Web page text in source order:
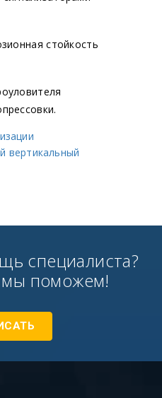
стойкость
вертикальный
специалиста?
поможем!